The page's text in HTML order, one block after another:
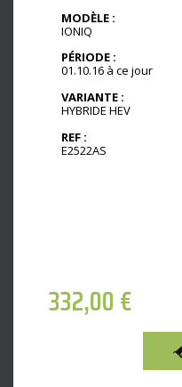
MODÈLE :
IONIQ
PÉRIODE :
01.10.16 à ce jour
VARIANTE :
HYBRIDE HEV
REF :
E2522AS
332,00€